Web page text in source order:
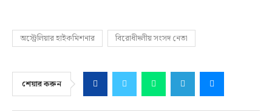
অস্ট্রেলিয়ার হাইকমিশনার বিরোধীদলীয় সংসদ নেতা
শেয়ার করুন